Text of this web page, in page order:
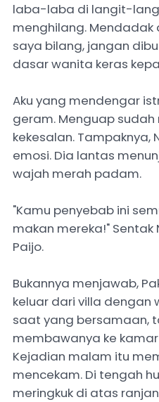
laba-laba di langit-
menghilang. Mendadak
saya bilang, jangan
dasar wanita keras
‎Aku yang mendengar
geram. Menguap
kekesalan. Tampaknya,
emosi. Dia lantas
wajah merah padam.
‎"Kamu penyebab ini
makan mereka!" Sentak
Paijo.
‎Bukannya menjawab,
keluar dari villa dengan
saat yang bersamaan,
membawanya ke
Kejadian malam itu
mencekam. Di tengah
meringkuk di atas